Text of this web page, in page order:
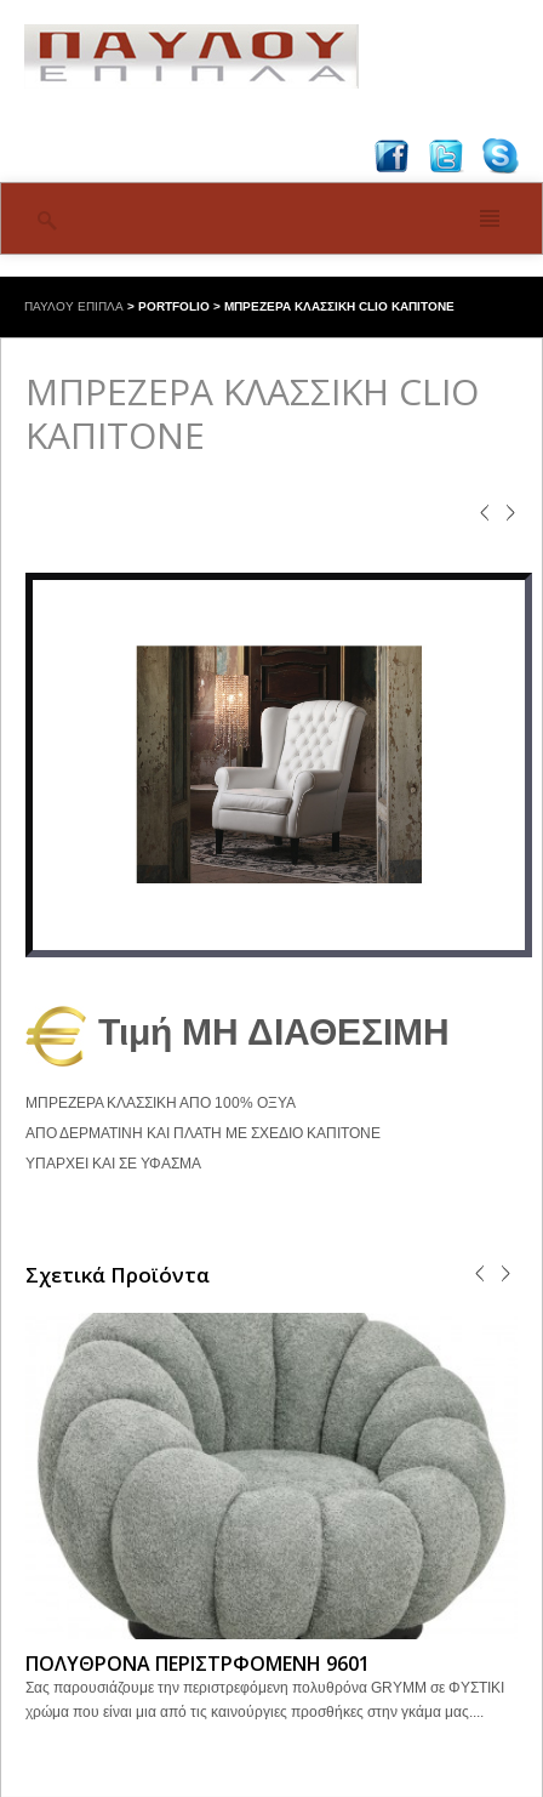
ΠΑΥΛΟΥ ΕΠΙΠΛΑ > PORTFOLIO > ΜΠΡΕΖΕΡΑ ΚΛΑΣΣΙΚΗ CLIO ΚΑΠΙΤΟΝΕ
ΜΠΡΕΖΕΡΑ ΚΛΑΣΣΙΚΗ CLIO
ΚΑΠΙΤΟΝΕ
Τιμή ΜΗ ΔΙΑΘΕΣΙΜΗ
ΜΠΡΕΖΕΡΑ ΚΛΑΣΣΙΚΗ ΑΠΟ 100% ΟΞΥΑ
ΑΠΟ ΔΕΡΜΑΤΙΝΗ ΚΑΙ ΠΛΑΤΗ ΜΕ ΣΧΕΔΙΟ ΚΑΠΙΤΟΝΕ
ΥΠΑΡΧΕΙ ΚΑΙ ΣΕ ΥΦΑΣΜΑ
Σχετικά Προϊόντα
ΠΟΛΥΘΡΟΝΑ ΠΕΡΙΣΤΡΦΟΜΕΝΗ 9601
Σας παρουσιάζουμε την περιστρεφόμενη πολυθρόνα GRYMM σε ΦΥΣΤΙΚΙ
χρώμα που είναι μια από τις καινούργιες προσθήκες στην γκάμα μας....